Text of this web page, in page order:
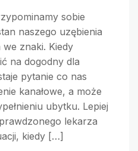
sobie
naszego uzębienia
znaki. Kiedy
na dogodny dla
pytanie co nas
kanałowe, a może
ubytku. Lepiej
lekarza
kiedy […]